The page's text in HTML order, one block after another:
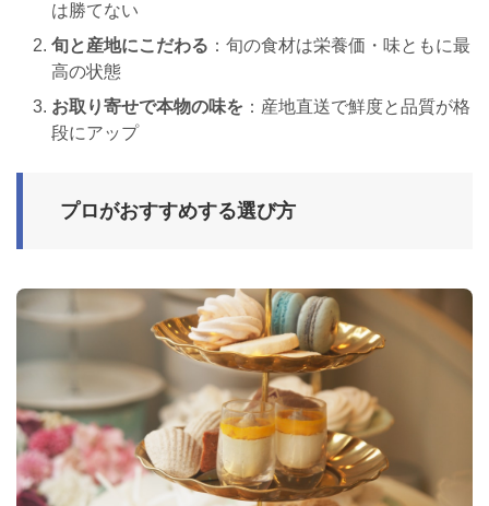
は勝てない
旬と産地にこだわる ：旬の食材は栄養価・味ともに最
高の状態
お取り寄せで本物の味を ：産地直送で鮮度と品質が格
段にアップ
プロがおすすめする選び方